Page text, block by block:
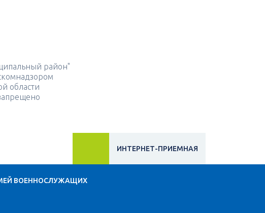
район"
области
ИНТЕРНЕТ-ПРИЕМНАЯ
ВОЕННОСЛУЖАЩИХ